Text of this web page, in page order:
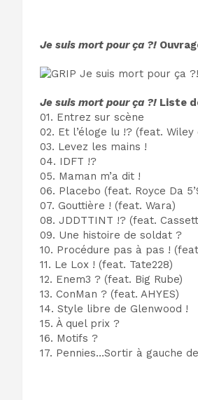
Je suis mort pour ça ?!
Je suis mort pour ça ?! Liste
01. Entrez sur scène
02. Et l’éloge lu !? (feat. Wiley
03. Levez les mains !
04. IDFT !?
05. Maman m’a dit !
06. Placebo (feat. Royce Da
07. Gouttière ! (feat. Wara)
08. JDDTTINT !? (feat.
09. Une histoire de soldat ?
10. Procédure pas à pas !
11. Le Lox ! (feat. Tate228)
12. Enem3 ? (feat. Big Rube)
13. ConMan ? (feat. AHYES)
14. Style libre de Glenwood !
15. À quel prix ?
16. Motifs ?
17. Pennies…Sortir à gauche